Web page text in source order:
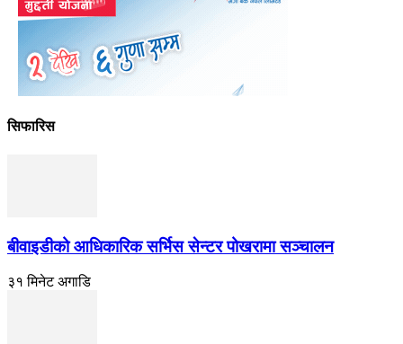
सिफारिस
बीवाइडीको आधिकारिक सर्भिस सेन्टर पोखरामा सञ्चालन
३१ मिनेट अगाडि